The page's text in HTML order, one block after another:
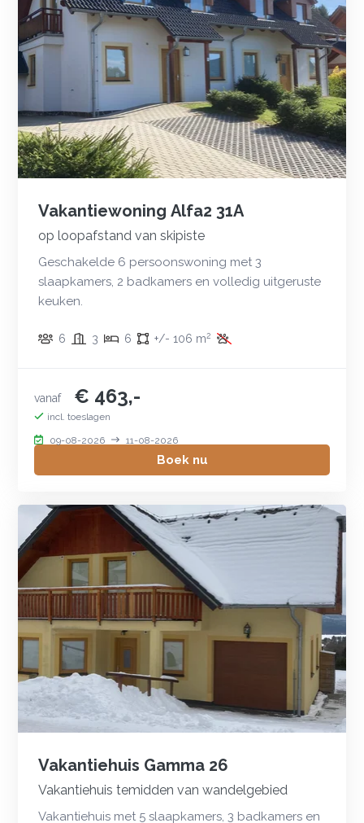
Vakantiewoning Alfa2 31A
op loopafstand van skipiste
Geschakelde 6 persoonswoning met 3
slaapkamers, 2 badkamers en volledig uitgeruste
keuken.
6 3 6 +/- 106 m2
vanaf € 463,-
incl. toeslagen
09-08-2026 11-08-2026
Boek nu
Vakantiehuis Gamma 26
Vakantiehuis temidden van wandelgebied
Vakantiehuis met 5 slaapkamers, 3 badkamers en